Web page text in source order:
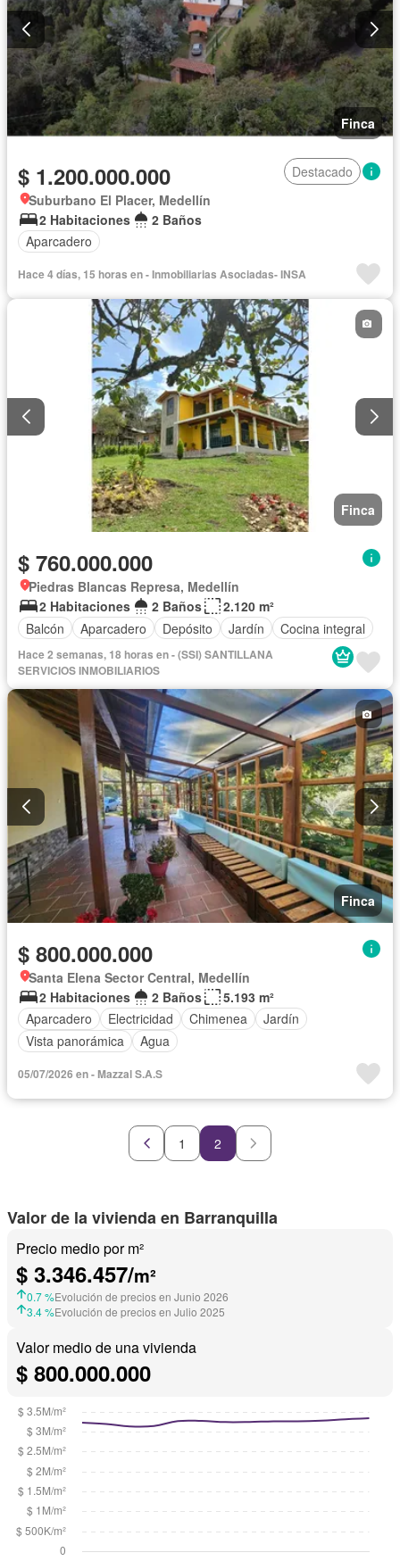
Finca
$ 1.200.000.000
Destacado
Suburbano El Placer, Medellín
2 Habitaciones
2 Baños
Aparcadero
Hace 4 días, 15 horas en - Inmobiliarias Asociadas- INSA
Finca
$ 760.000.000
Piedras Blancas Represa, Medellín
2 Habitaciones
2 Baños
2.120 m²
Balcón
Aparcadero Depósito Jardín Cocina integral
Hace 2 semanas, 18 horas en - (SSI) SANTILLANA
SERVICIOS INMOBILIARIOS
Finca
$ 800.000.000
Santa Elena Sector Central, Medellín
2 Habitaciones
2 Baños
5.193 m²
Aparcadero
Electricidad Chimenea
Jardín
Vista panorámica
Agua
05/07/2026 en - Mazzal S.A.S
1 2
Valor de la vivienda en Barranquilla
Precio medio por m²
$ 3.346.457/m²
0.7 %Evolución de precios en Junio 2026
3.4 %Evolución de precios en Julio 2025
Valor medio de una vivienda
$ 800.000.000